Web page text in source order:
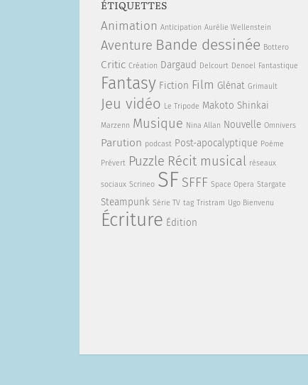
ÉTIQUETTES
Animation Anticipation Aurélie Wellenstein
Aventure Bande dessinée Bottero
Critic Création Dargaud Delcourt Denoel Fantastique
Fantasy Fiction Film Glénat Grimault
Jeu vidéo Le Tripode Makoto Shinkai
Marzenn Musique Nina Allan Nouvelle Omnivers
Parution podcast Post-apocalyptique Poème
Prévert Puzzle Récit musical réseaux
sociaux Scrineo SF SFFF Space Opera Stargate
Steampunk Série TV tag Tristram Ugo Bienvenu
Écriture Édition